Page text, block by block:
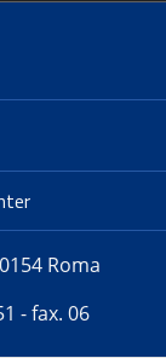
Roma
- fax. 06